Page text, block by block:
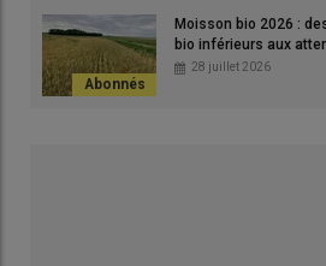
Moisson bio 2026 :
bio inférieurs aux
28 juillet 2026